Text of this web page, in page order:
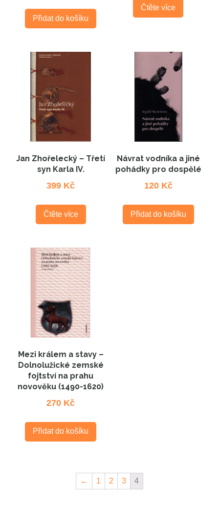
Přidat do košíku
Čtěte více
Jan Zhořelecký – Třetí
syn Karla IV.
399 Kč
Čtěte více
Návrat vodníka a jiné
pohádky pro dospělé
120 Kč
Přidat do košíku
Mezi králem a stavy –
Dolnolužické zemské
fojtství na prahu
novověku (1490-1620)
270 Kč
Přidat do košíku
← 1 2 3 4